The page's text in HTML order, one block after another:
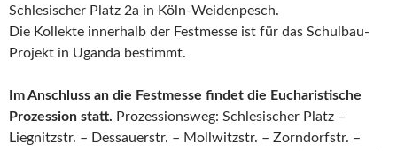
Schlesischer Platz 2a in Köln-Weidenpesch.
Die Kollekte innerhalb der Festmesse ist für das Schulbau-
Projekt in Uganda bestimmt.
Im Anschluss an die Festmesse findet die Eucharistische
Prozession statt. Prozessionsweg: Schlesischer Platz –
Liegnitzstr. – Dessauerstr. – Mollwitzstr. – Zorndorfstr. –